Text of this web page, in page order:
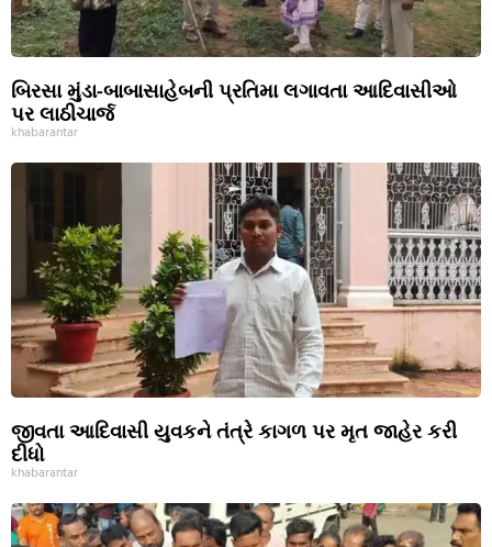
બિરસા મુંડા-બાબાસાહેબની પ્રતિમા લગાવતા આદિવાસીઓ
પર લાઠીચાર્જ
khabarantar
જીવતા આદિવાસી યુવકને તંત્રે કાગળ પર મૃત જાહેર કરી
દીધો
khabarantar